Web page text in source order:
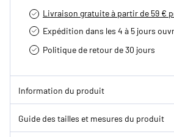
Livraison gratuite à partir de 59 €
Expédition dans les 4 à 5 jours
Politique de retour de 30 jours
Information du produit
Guide des tailles et mesures du produit